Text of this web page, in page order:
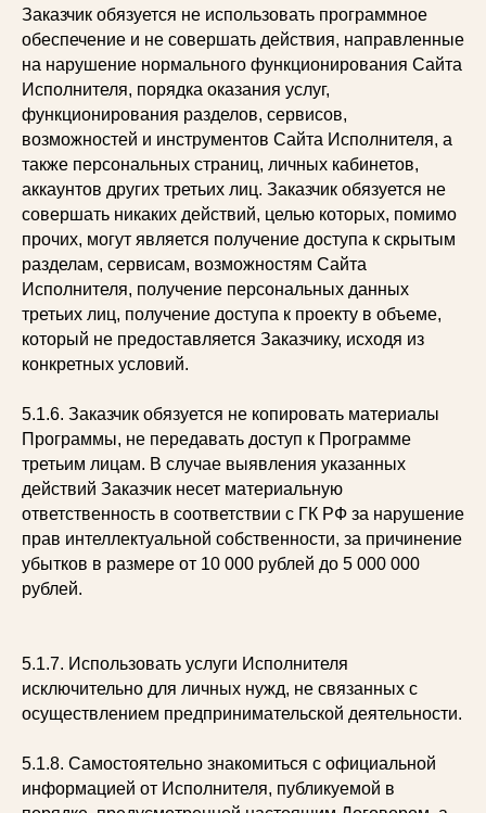
Заказчик обязуется не использовать программное
обеспечение и не совершать действия, направленные
на нарушение нормального функционирования Сайта
Исполнителя, порядка оказания услуг,
функционирования разделов, сервисов,
возможностей и инструментов Сайта Исполнителя, а
также персональных страниц, личных кабинетов,
аккаунтов других третьих лиц. Заказчик обязуется не
совершать никаких действий, целью которых, помимо
прочих, могут является получение доступа к скрытым
разделам, сервисам, возможностям Сайта
Исполнителя, получение персональных данных
третьих лиц, получение доступа к проекту в объеме,
который не предоставляется Заказчику, исходя из
конкретных условий.
5.1.6. Заказчик обязуется не копировать материалы
Программы, не передавать доступ к Программе
третьим лицам. В случае выявления указанных
действий Заказчик несет материальную
ответственность в соответствии с ГК РФ за нарушение
прав интеллектуальной собственности, за причинение
убытков в размере от 10 000 рублей до 5 000 000
рублей.
5.1.7. Использовать услуги Исполнителя
исключительно для личных нужд, не связанных с
осуществлением предпринимательской деятельности.
5.1.8. Самостоятельно знакомиться с официальной
информацией от Исполнителя, публикуемой в